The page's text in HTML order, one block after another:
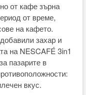
от кафе зърна
от време,
на кафето.
захар и
на NESCAFÉ 3in1
пазарите в
вкус.